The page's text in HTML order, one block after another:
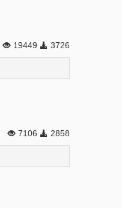
19449 3726
7106 2858